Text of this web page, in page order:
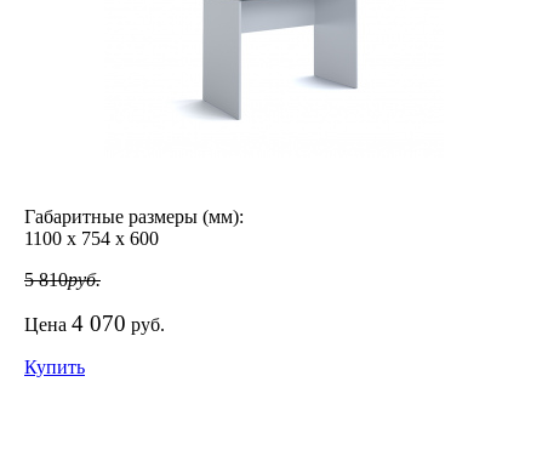
Габаритные размеры (мм):
1100 х 754 х 600
5 810руб.
Цена 4 070 руб.
Купить